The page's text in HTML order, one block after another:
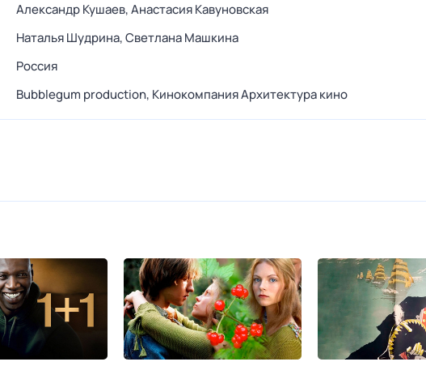
Александр Кушаев,Анастасия Кавуновская
Наталья Шудрина,Светлана Машкина
Россия
Bubblegum production, Кинокомпания Архитектура кино